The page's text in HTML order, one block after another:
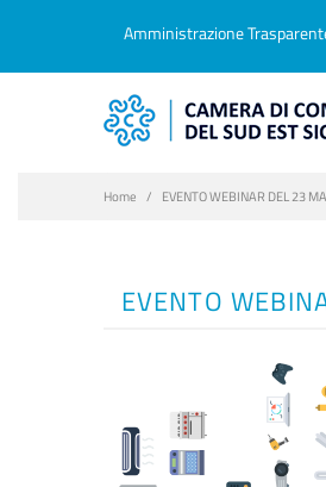
Amministrazione
Home EVENTO WEBINAR DEL 23
EVENTO